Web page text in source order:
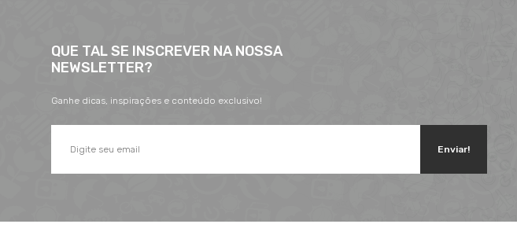
QUE TAL SE INSCREVER NA NOSSA
NEWSLETTER?
Ganhe dicas, inspirações e conteúdo exclusivo!
Enviar!